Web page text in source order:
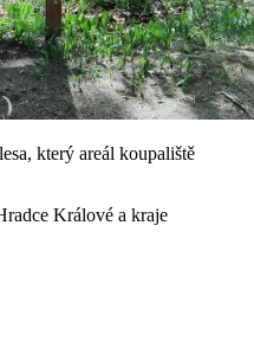
který areál koupaliště
Králové a kraje